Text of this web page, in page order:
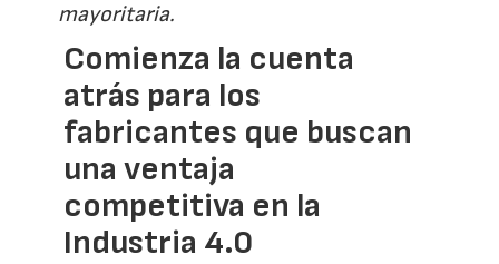
mayoritaria.
Comienza la cuenta
atrás para los
fabricantes que buscan
una ventaja
competitiva en la
Industria 4.0